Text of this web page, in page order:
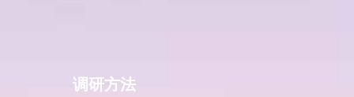
调研方法